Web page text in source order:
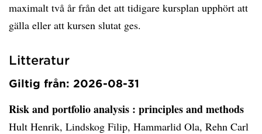
maximalt två år från det att tidigare kursplan upphört att
gälla eller att kursen slutat ges.
Litteratur
Giltig från: 2026-08-31
Risk and portfolio analysis : principles and methods
Hult Henrik, Lindskog Filip, Hammarlid Ola, Rehn Carl